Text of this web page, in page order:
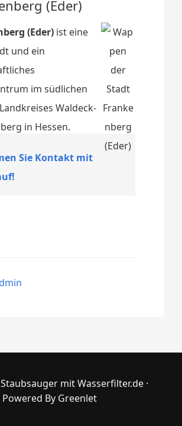
(Eder)
(Eder) ist eine
und ein
im südlichen
Waldeck-
in Hessen.
Sie Kontakt mit
Staubsauger mit Wasserfilter.de ·
Powered By Greenlet